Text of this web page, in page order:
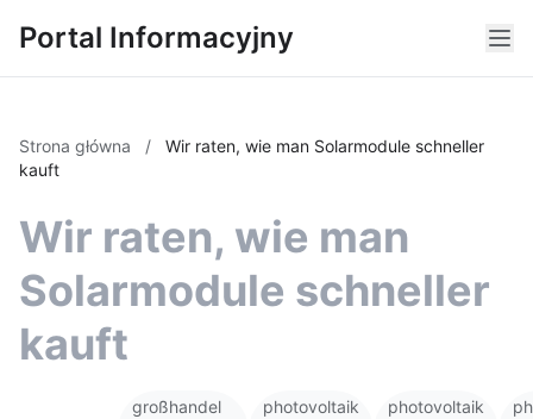
Portal Informacyjny
Strona główna /
Wir raten, wie man Solarmodule schneller
kauft
Wir raten, wie man
Solarmodule schneller
kauft
großhandel
photovoltaik
photovoltaik